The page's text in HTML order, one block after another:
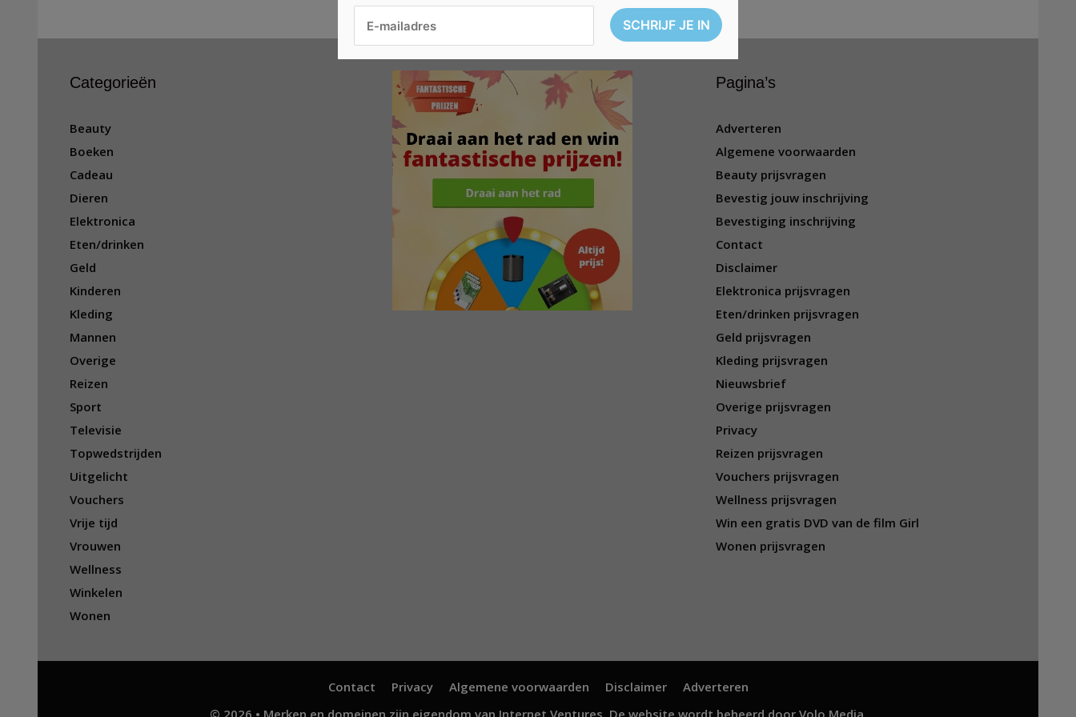
Categorieën
Beauty
Boeken
Cadeau
Dieren
Elektronica
Eten/drinken
Geld
Kinderen
Kleding
Mannen
Overige
Reizen
Sport
Televisie
Topwedstrijden
Uitgelicht
Vouchers
Vrije tijd
Vrouwen
Wellness
Winkelen
Wonen
Pagina’s
Adverteren
Algemene voorwaarden
Beauty prijsvragen
Bevestig jouw inschrijving
Bevestiging inschrijving
Contact
Disclaimer
Elektronica prijsvragen
Eten/drinken prijsvragen
Geld prijsvragen
Kleding prijsvragen
Nieuwsbrief
Overige prijsvragen
Privacy
Reizen prijsvragen
Vouchers prijsvragen
Wellness prijsvragen
Win een gratis DVD van de film Girl
Wonen prijsvragen
Contact Privacy Algemene voorwaarden Disclaimer
Adverteren